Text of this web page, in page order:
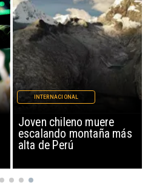
Joven chileno muere
escalando montaña más
alta de Perú
INTERNACIONAL